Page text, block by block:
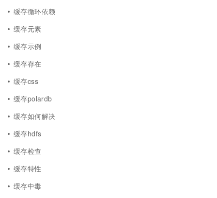
缓存循环依赖
缓存元素
缓存示例
缓存存在
缓存css
缓存polardb
缓存如何解决
缓存hdfs
缓存检查
缓存特性
缓存中毒